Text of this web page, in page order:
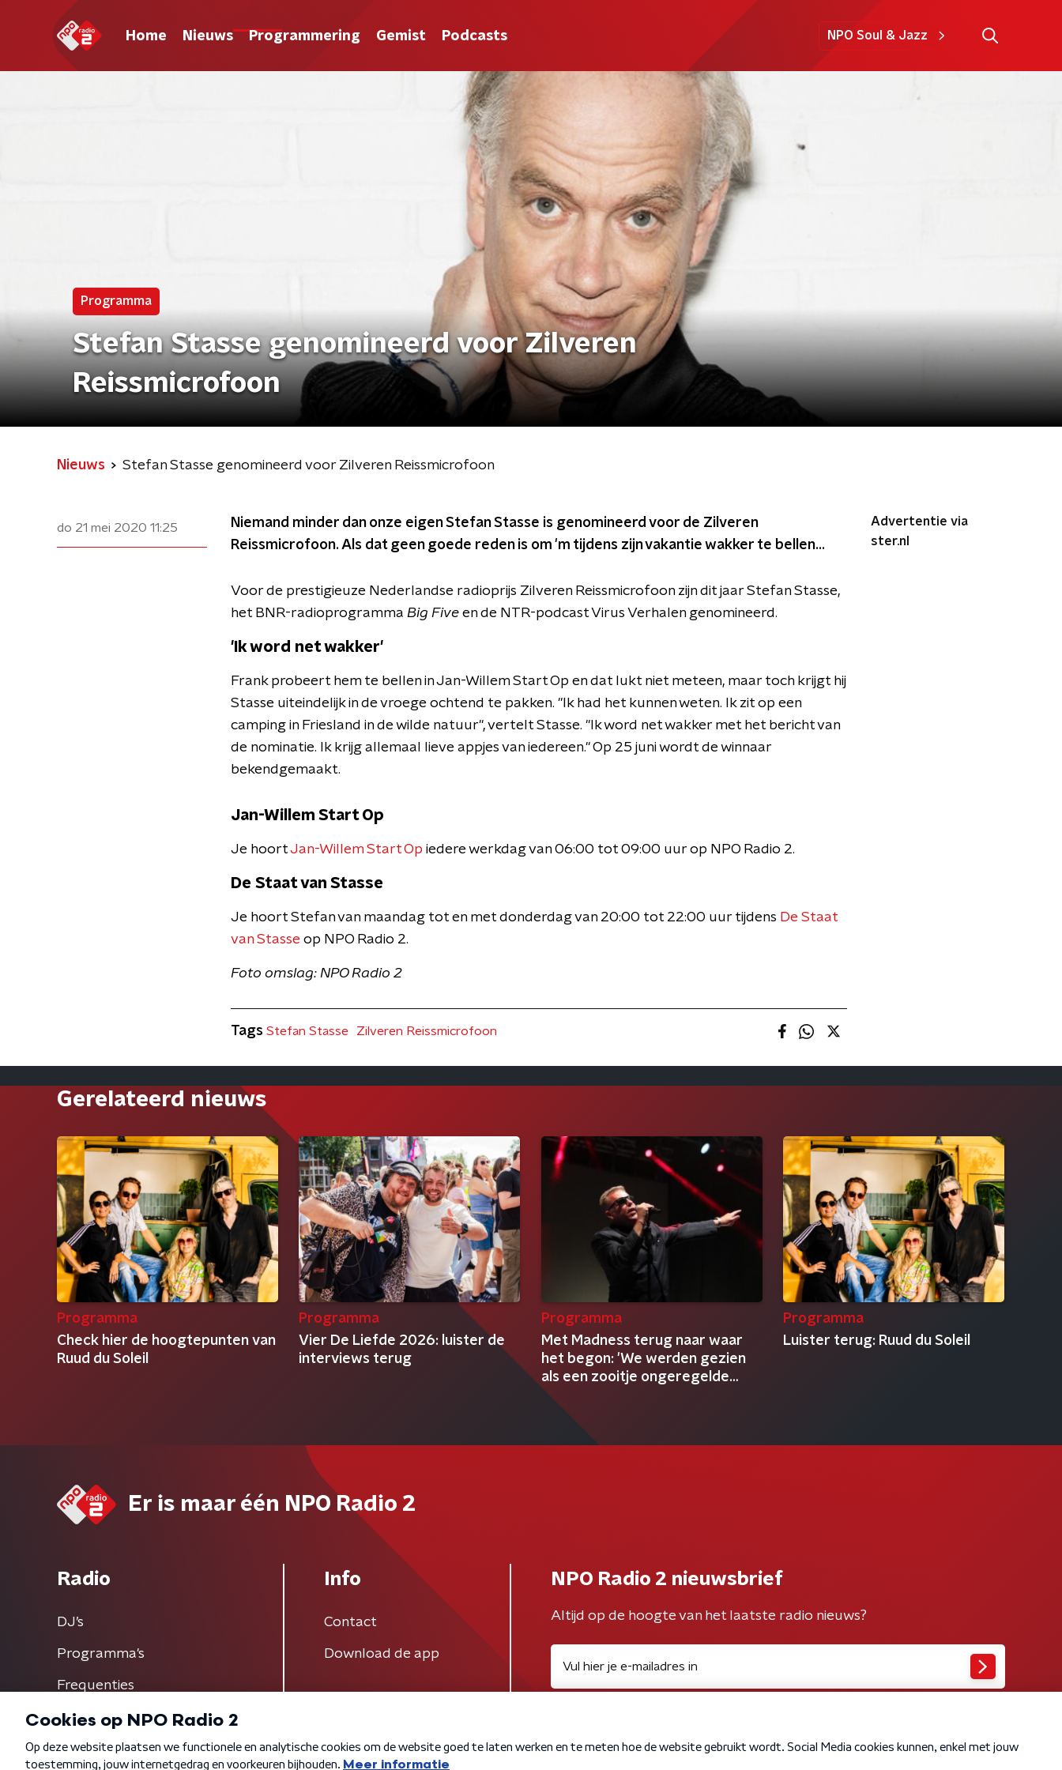
Home Nieuws Programmering Gemist Podcasts NPO Soul & Jazz
Programma
Stefan Stasse genomineerd voor Zilveren
Reissmicrofoon
Nieuws Stefan Stasse genomineerd voor Zilveren Reissmicrofoon
do 21 mei 2020 11:25
Niemand minder dan onze eigen Stefan Stasse is genomineerd voor de Zilveren
Reissmicrofoon. Als dat geen goede reden is om 'm tijdens zijn vakantie wakker te bellen...
Voor de prestigieuze Nederlandse radioprijs Zilveren Reissmicrofoon zijn dit jaar Stefan Stasse,
het BNR-radioprogramma Big Five en de NTR-podcast Virus Verhalen genomineerd.
'Ik word net wakker'
Frank probeert hem te bellen in Jan-Willem Start Op en dat lukt niet meteen, maar toch krijgt hij
Stasse uiteindelijk in de vroege ochtend te pakken. "Ik had het kunnen weten. Ik zit op een
camping in Friesland in de wilde natuur", vertelt Stasse. "Ik word net wakker met het bericht van
de nominatie. Ik krijg allemaal lieve appjes van iedereen." Op 25 juni wordt de winnaar
bekendgemaakt.
Jan-Willem Start Op
Je hoortJan-Willem Start Op iedere werkdag van 06:00 tot 09:00 uur op NPO Radio 2.
De Staat van Stasse
Je hoort Stefan van maandag tot en met donderdag van 20:00 tot 22:00 uur tijdens De Staat
van Stasse op NPO Radio 2.
Foto omslag: NPO Radio 2
Advertentie via
ster.nl
Tags Stefan Stasse Zilveren Reissmicrofoon
Gerelateerd nieuws
Programma
Check hier de hoogtepunten van
Ruud du Soleil
Programma
Vier De Liefde 2026: luister de
interviews terug
Programma
Met Madness terug naar waar
het begon: 'We werden gezien
als een zooitje ongeregelde
clowns'
Programma
Luister terug: Ruud du Soleil
Er is maar één NPO Radio 2
Radio
DJ’s
Programma's
Frequenties
Info
Contact
Download de app
NPO Radio 2 nieuwsbrief
Altijd op de hoogte van het laatste radio nieuws?